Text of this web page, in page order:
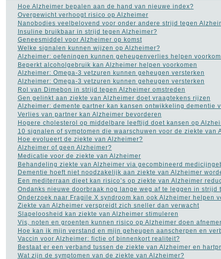
Constipatie(30)
Darmkanker(35)
Depressie(101)
Diabetes(51)
Dieet (302)
Drugs (82)
Dyslexie(20)
Epilepsie (33)
Fibromyalgie(73)
Gezond leven(14)
Gezonde voeding (21)
Gezondheid A tot Z(204)
Gilles de la Tourette (2)
Glaucoom(11)
Griep(115)
Haaruitval (29)
Hart- en vaatziekten(116)
Hernia(12)
Herpes(2)
Histoplasmose(1)
HIV AIDS(16)
Hooikoorts(2)
HSP(1)
Hyperhidrosis - zweten
(18)
Hyperventilatie(15)
Jicht(6)
Jogging(41)
Kanker(113)
kataract(5)
Kinderziekten(17)
Hoe Alzheimer bepalen aan de hand van nieuwe index?
Overgewicht verhoogt risico op Alzheimer
Nanobodies veelbelovend voor onder andere strijd tegen
Insuline bruikbaar in strijd tegen Alzheimer?
Geneesmiddel voor Alzheimer op komst
Welke signalen kunnen wijzen op Alzheimer?
Alzheimer: oefeningen kunnen geheugenverlies helpen
Beperkt alcoholgebruik kan Alzheimer helpen voorkomen
Alzheimer: Omega-3 vetzuren kunnen geheugen versterken
Alzheimer: Omega-3 vetzuren kunnen geheugen versterken
Rol van Dimebon in strijd tegen Alzheimer omstreden
Gen gelinkt aan ziekte van Alzheimer doet vraagtekens rijzen
Alzheimer: demente partner kan kansen ontwikkeling dementie
Verlies van partner kan Alzheimer bevorderen
Hogere cholesterol op middelbare leeftijd doet kansen op
10 signalen of symptomen die waarschuwen voor de ziekte van
Hoe evolueert de ziekte van Alzheimer?
Alzheimer of geen Alzheimer?
Medicatie voor de ziekte van Alzheimer
Behandeling ziekte van Alzheimer via gecombineerd
Dementie hoeft niet noodzakelijk aan ziekte van Alzheimer
Een mediterraan dieet kan risico’s op ziekte van Alzheimer
Ondanks nieuwe doorbraak nog lange weg af te leggen in strijd
Onderzoek naar Fragile X syndroom kan ook Alzheimer helpen
Ziekte van Alzheimer verspreidt zich sneller dan verwacht
Slapeloosheid kan ziekte van Alzheimer stimuleren
Vis, noten en groenten kunnen risico op Alzheimer doen
Hoe kan ik mijn verstand en mijn geheugen aanscherpen en
Vaccin voor Alzheimer: fictie of binnenkort realiteit?
Bestaat er een verband tussen de ziekte van Alzheimer en
Wat zijn de symptomen van de ziekte van Alzheimer?